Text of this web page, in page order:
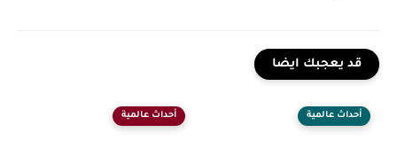
قد يعجبك ايضا
أحداث عالمية أحداث عالمية